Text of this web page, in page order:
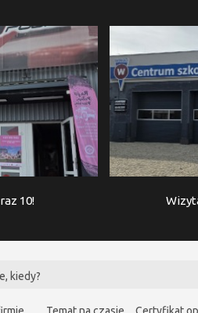
10!
kiedy?